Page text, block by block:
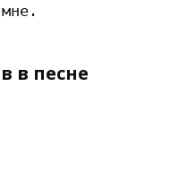
в песне